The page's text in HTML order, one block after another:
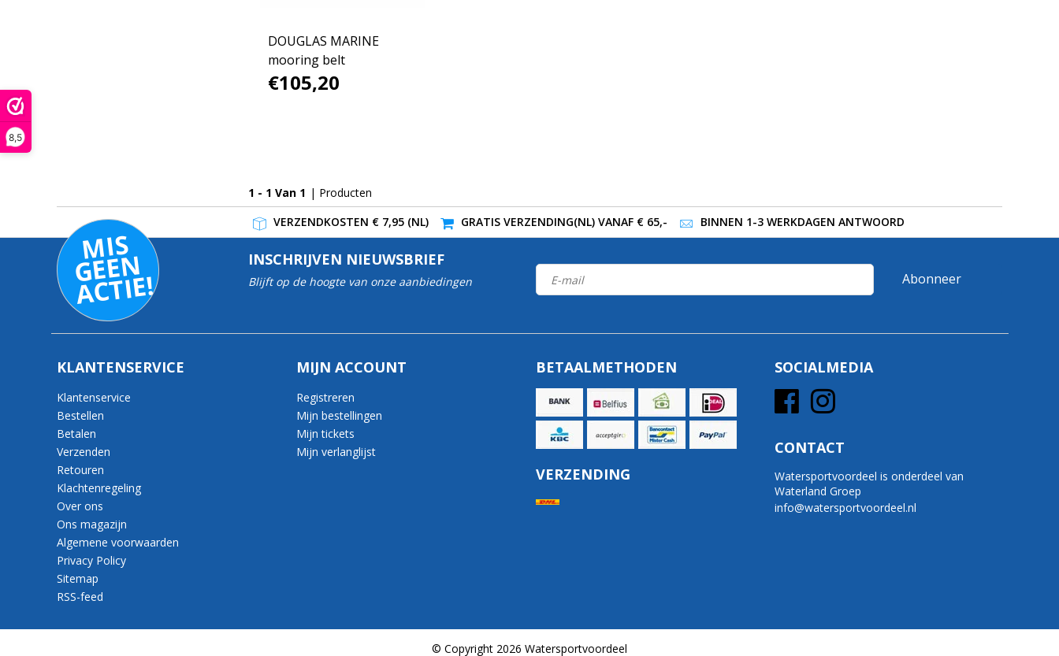
8,5
DOUGLAS MARINE
mooring belt
€105,20
1 - 1 Van 1 | Producten
VERZENDKOSTEN € 7,95 (NL)
GRATIS VERZENDING(NL) VANAF € 65,- BINNEN 1-3 WERKDAGEN ANTWOORD
MI
S
G
E
E
N
A
C
TI
E!
INSCHRIJVEN NIEUWSBRIEF
Blijft op de hoogte van onze aanbiedingen Abonneer
KLANTENSERVICE
Klantenservice
Bestellen
Betalen
Verzenden
Retouren
Klachtenregeling
Over ons
Ons magazijn
Algemene voorwaarden
Privacy Policy
Sitemap
RSS-feed
MIJN ACCOUNT
Registreren
Mijn bestellingen
Mijn tickets
Mijn verlanglijst
BETAALMETHODEN
VERZENDING
SOCIALMEDIA
CONTACT
Watersportvoordeel is onderdeel van
Waterland Groep
info@watersportvoordeel.nl
© Copyright 2026 Watersportvoordeel